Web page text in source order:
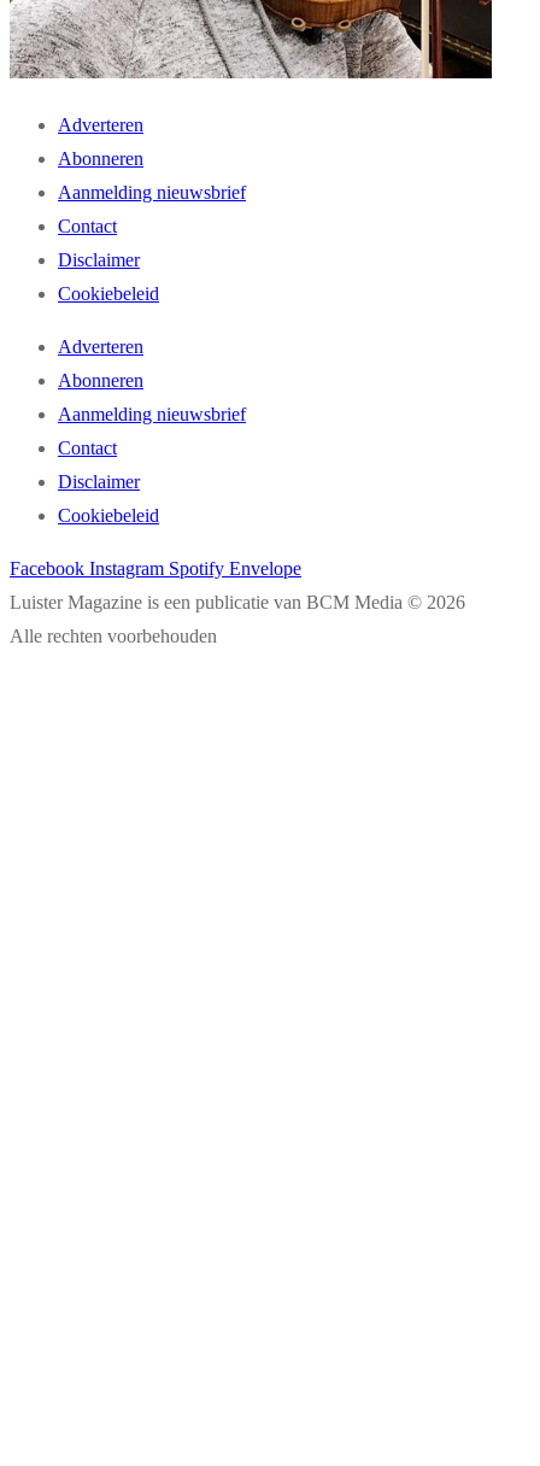
Adverteren
Abonneren
Aanmelding nieuwsbrief
Contact
Disclaimer
Cookiebeleid
Adverteren
Abonneren
Aanmelding nieuwsbrief
Contact
Disclaimer
Cookiebeleid
Facebook Instagram Spotify Envelope
Luister Magazine is een publicatie van BCM Media © 2026
Alle rechten voorbehouden